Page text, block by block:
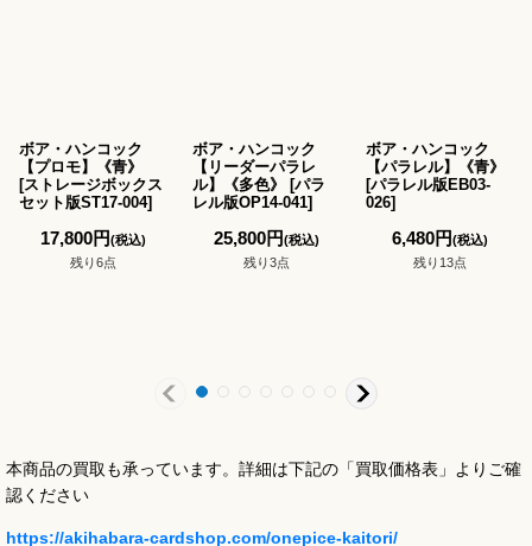
ボア・ハンコック
【プロモ】《青》
[ストレージボックス
セット版ST17-004]
17,800円(税込)
残り6点
ボア・ハンコック
【リーダーパラレ
ル】《多色》
[パラ
レル版OP14-041]
25,800円(税込)
残り3点
ボア・ハンコック
【パラレル】《青》
[パラレル版EB03-
026]
6,480円(税込)
残り13点
本商品の買取も承っています。詳細は下記の「買取価格表」よりご確
認ください
https://akihabara-cardshop.com/onepice-kaitori/